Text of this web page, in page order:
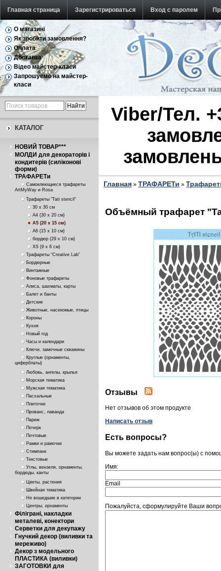
Главная страница Зарегистрироваться Вход с паролем
Обратная связь
О магазині
Як зробити замовлення?
Оплата
Доставка
Відео майстер-класи
Запрошуємо на майстер-
класи
КАТАЛОГ
НОВИЙ ТОВАР***
МОЛДИ для декораторів і
кондитерів (силіконові
форми)
ТРАФАРЕТи
Самоклеющиеся трафареты
ArtMyWay и Rosa
Трафареты "Tati stencil"
30 х 30 см
А4 (30 х 20 см)
А5 (20 х 15 см)
А6 (15 х 10 см)
бордюр (29 х 10 см)
ХS (9 х 6 см)
Трафареты “Creative Lab”
Бордюрные
Винтажные
Фоновые трафареты
Алиса, шахматы, карты
Балет и банты
Детские
Животные, насекомые, птицы
Короны
Кухня
Новый год
Часы и календари
Ключи, замочные скважины
Круглые (орнаменты,
циферблаты)
Любовь, ангелы, крылья
Морская тематика
Мужская тематика
Пасхальные
Плиточки
Прованс, лаванда
Париж
Почерк
Почтовые
Рамки и рамочки
Стимпанк
Текстовые
Углы, вензеля, орнаменты,
бордюды, канты
Цветы, растения
Швейная тематика
Не вошедшие в категории
Центры, орнаменты
Філіграні, накладки
металеві, конектори
Серветки для декупажу
Гнучкий декор (виливки та
мереживо)
Декор з модельного
ПЛАСТИКА (виливки)
ЗАГОТОВКИ для
Viber/Тел.
Главная » ТРАФАРЕТи »
Объёмный трафарет
Отзывы
Нет отзывов об этом продукте
Написать отзыв
Есть вопросы?
Вы можете задать нам вопрос(ы) с
Имя:
Email
Пожалуйста, сформулируйте Ваши